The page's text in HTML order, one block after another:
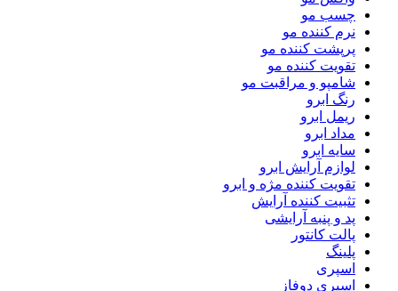
چسب مو
نرم کننده مو
پرپشت کننده مو
تقویت کننده مو
شامپو و مراقبت مو
رنگ ابرو
ریمل ابرو
مداد ابرو
سایه ابرو
لوازم آرایش ابرو
تقویت کننده مژه و ابرو
تثبیت کننده آرایش
پد و پنبه آرایشی
پالت کانتور
پلینگ
اسپری
اسپری دوفاز